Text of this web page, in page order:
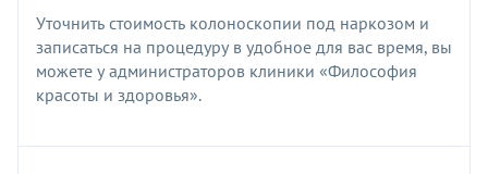
Уточнить стоимость колоноскопии под наркозом и
записаться на процедуру в удобное для вас время, вы
можете у администраторов клиники «Философия
красоты и здоровья».